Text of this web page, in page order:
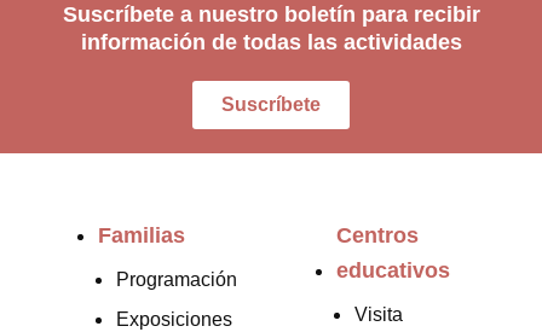
Suscríbete a nuestro boletín para recibir
información de todas las actividades
Suscríbete
Familias
Programación
Exposiciones
Centros
educativos
Visita